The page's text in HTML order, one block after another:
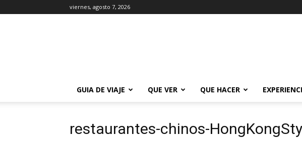
viernes, agosto 7, 2026
GUIA DE VIAJE
QUE VER QUE HACER
restaurantes-chinos-